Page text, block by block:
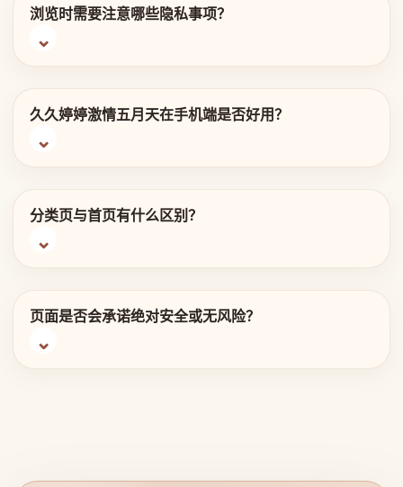
浏览时需要注意哪些隐私事项？
久久婷婷激情五月天在手机端是否好用？
分类页与首页有什么区别？
页面是否会承诺绝对安全或无风险？